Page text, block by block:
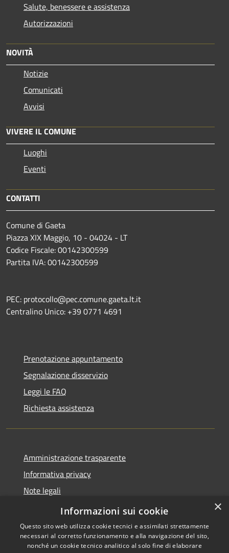
Salute, benessere e assistenza
Autorizzazioni
NOVITÀ
Notizie
Comunicati
Avvisi
VIVERE IL COMUNE
Luoghi
Eventi
CONTATTI
Comune di Gaeta
Piazza XIX Maggio, 10 - 04024 - LT
Codice Fiscale: 00142300599
Partita IVA: 00142300599
PEC: protocollo@pec.comune.gaeta.lt.it
Centralino Unico: +39 0771 4691
Prenotazione appuntamento
Segnalazione disservizio
Leggi le FAQ
Richiesta assistenza
Amministrazione trasparente
Informativa privacy
Note legali
Dichiarazione di accessibilità
×
Informazioni sui cookie
Questo sito web utilizza cookie tecnici e assimilati strettamente
necessari al corretto funzionamento e alla navigazione del sito,
nonché un cookie tecnico analitico al solo fine di elaborare